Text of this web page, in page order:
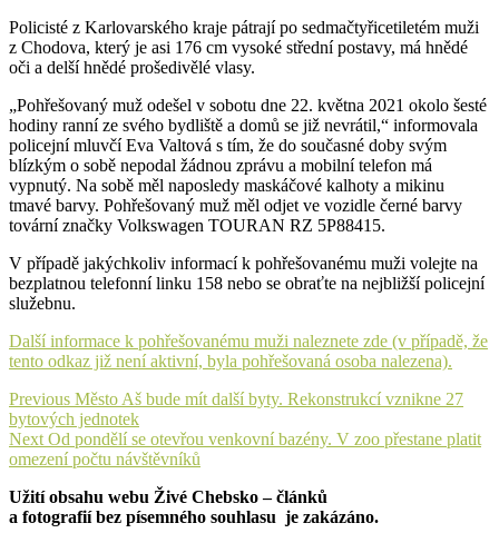
Policisté z Karlovarského kraje pátrají po sedmačtyřicetiletém muži
z Chodova, který je asi 176 cm vysoké střední postavy, má hnědé
oči a delší hnědé prošedivělé vlasy.
„Pohřešovaný muž odešel v sobotu dne 22. května 2021 okolo šesté
hodiny ranní ze svého bydliště a domů se již nevrátil,“ informovala
policejní mluvčí Eva Valtová s tím, že do současné doby svým
blízkým o sobě nepodal žádnou zprávu a mobilní telefon má
vypnutý. Na sobě měl naposledy maskáčové kalhoty a mikinu
tmavé barvy. Pohřešovaný muž měl odjet ve vozidle černé barvy
tovární značky Volkswagen TOURAN RZ 5P88415.
V případě jakýchkoliv informací k pohřešovanému muži volejte na
bezplatnou telefonní linku 158 nebo se obraťte na nejbližší policejní
služebnu.
Další informace k pohřešovanému muži naleznete zde (v případě, že
tento odkaz již není aktivní, byla pohřešovaná osoba nalezena).
Navigace
pro
příspěvek
Previous Previous
post:
Město Aš bude mít další byty. Rekonstrukcí vznikne 27
bytových jednotek
Next Next
post:
Od pondělí se otevřou venkovní bazény. V zoo přestane platit
omezení počtu návštěvníků
Užití obsahu webu Živé Chebsko – článků
a fotografií bez písemného souhlasu je zakázáno.